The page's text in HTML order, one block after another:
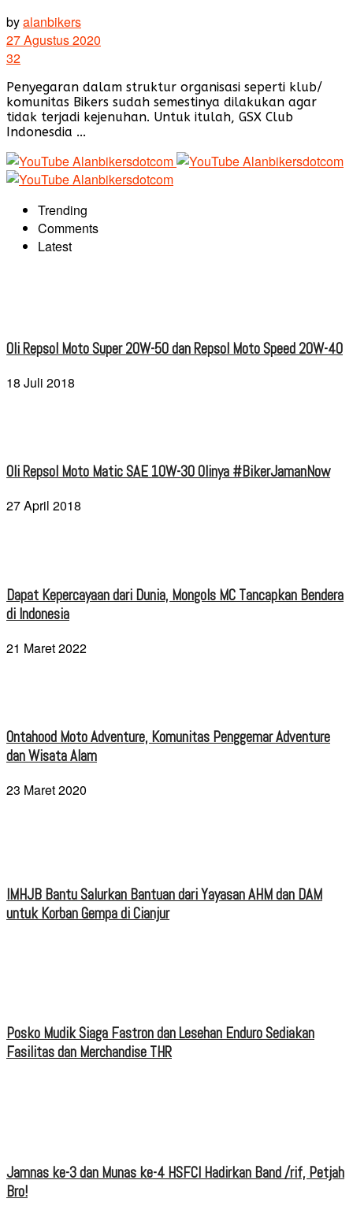
byalanbikers
27 Agustus 2020
32
Penyegaran dalam struktur organisasi seperti klub/
komunitas Bikers sudah semestinya dilakukan agar
tidak terjadi kejenuhan. Untuk itulah, GSX Club
Indonesdia ...
Trending
Comments
Latest
Oli Repsol Moto Super 20W-50 dan Repsol Moto Speed 20W-40
18 Juli 2018
Oli Repsol Moto Matic SAE 10W-30 Olinya #BikerJamanNow
27 April 2018
Dapat Kepercayaan dari Dunia, Mongols MC Tancapkan Bendera
di Indonesia
21 Maret 2022
Ontahood Moto Adventure, Komunitas Penggemar Adventure
dan Wisata Alam
23 Maret 2020
IMHJB Bantu Salurkan Bantuan dari Yayasan AHM dan DAM
untuk Korban Gempa di Cianjur
Posko Mudik Siaga Fastron dan Lesehan Enduro Sediakan
Fasilitas dan Merchandise THR
Jamnas ke-3 dan Munas ke-4 HSFCI Hadirkan Band /rif, Petjah
Bro!